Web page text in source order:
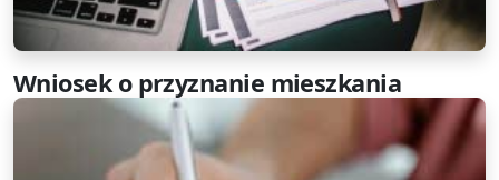
Wniosek o przyznanie mieszkania